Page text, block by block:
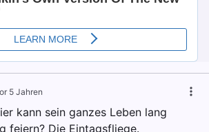
5 Jahren
kann sein ganzes Leben lang
feiern? Die Eintagsfliege.